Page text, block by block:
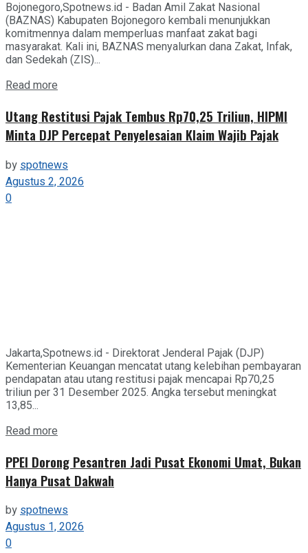
Bojonegoro,Spotnews.id - Badan Amil Zakat Nasional
(BAZNAS) Kabupaten Bojonegoro kembali menunjukkan
komitmennya dalam memperluas manfaat zakat bagi
masyarakat. Kali ini, BAZNAS menyalurkan dana Zakat, Infak,
dan Sedekah (ZIS)...
Read more
Utang Restitusi Pajak Tembus Rp70,25 Triliun, HIPMI
Minta DJP Percepat Penyelesaian Klaim Wajib Pajak
by spotnews
Agustus 2, 2026
0
Jakarta,Spotnews.id - Direktorat Jenderal Pajak (DJP)
Kementerian Keuangan mencatat utang kelebihan pembayaran
pendapatan atau utang restitusi pajak mencapai Rp70,25
triliun per 31 Desember 2025. Angka tersebut meningkat
13,85...
Read more
PPEI Dorong Pesantren Jadi Pusat Ekonomi Umat, Bukan
Hanya Pusat Dakwah
byspotnews
Agustus 1, 2026
0